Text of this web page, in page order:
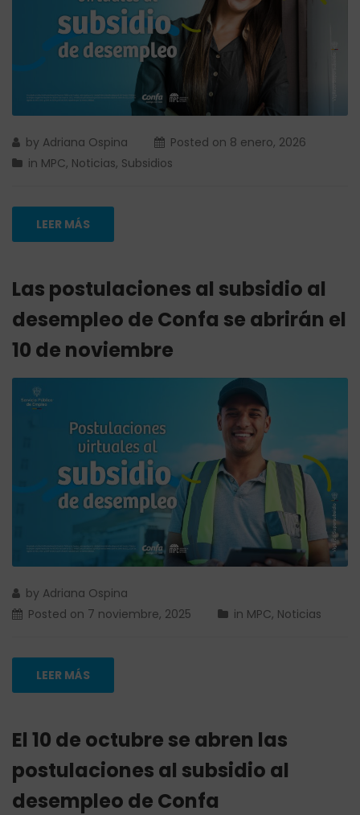
by Adriana Ospina Posted on 8 enero, 2026
in MPC, Noticias, Subsidios
LEER MÁS
Las postulaciones al subsidio al
desempleo de Confa se abrirán el
10 de noviembre
by Adriana Ospina
Posted on 7 noviembre, 2025 in MPC, Noticias
LEER MÁS
El 10 de octubre se abren las
postulaciones al subsidio al
desempleo de Confa